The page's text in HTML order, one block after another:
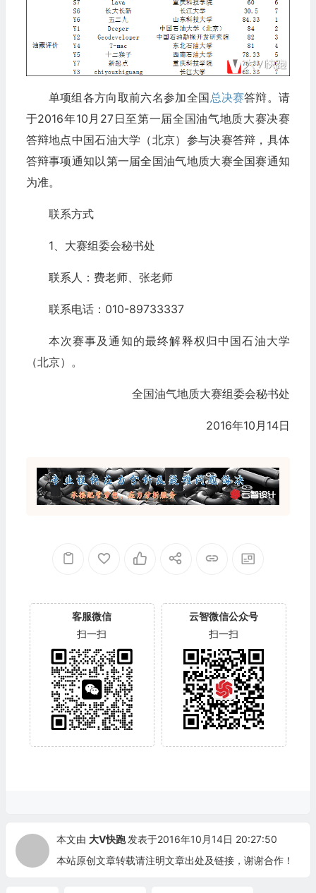
单项组各方向取前六名参加全国总决赛答辩。请
于2016年10月27日至第一届全国油气地质大赛决赛
答辩地点中国石油大学（北京）参与决赛答辩，具体
答辩事项通知以第一届全国油气地质大赛全国赛通知
为准。
联系方式
1、大赛组委会秘书处
联系人：费老师、张老师
联系电话：010-89733337
本次赛事及通知的最终解释权归中国石油大学
（北京）。
全国油气地质大赛组委会秘书处
2016年10月14日
客服微信
扫一扫
云智微信公众号
扫一扫
本文由 大V快跑 发表于2016年10月14日 20:27:50
本站原创文章转载请注明文章出处及链接，谢谢合作！